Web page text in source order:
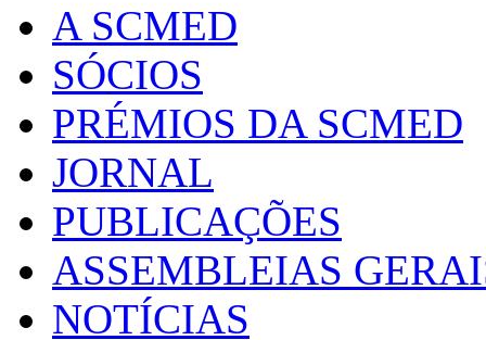
A SCMED
SÓCIOS
PRÉMIOS DA SCMED
JORNAL
PUBLICAÇÕES
ASSEMBLEIAS
NOTÍCIAS